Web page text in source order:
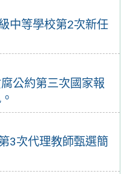
中等學校第2次新任
公約第三次國家報
3次代理教師甄選簡